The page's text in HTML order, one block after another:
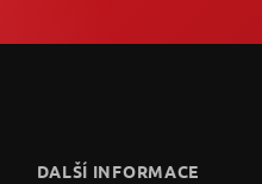
DALŠÍ INFORMACE